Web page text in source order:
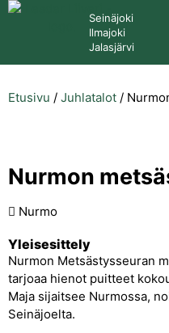
Seinäjoki
Ilmajoki
Jalasjärvi
Etusivu / Juhlatalot /
Nurmon
Nurmo
Yleisesittely
Nurmon Metsästysseuran
tarjoaa hienot puitteet
Maja sijaitsee Nurmossa,
Seinäjoelta.